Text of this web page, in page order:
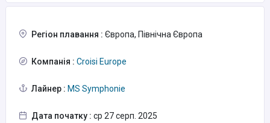
Регіон плавання : Європа, Північна Європа
Компанія : Croisi Europe
Лайнер : MS Symphonie
Дата початку : ср 27 серп. 2025